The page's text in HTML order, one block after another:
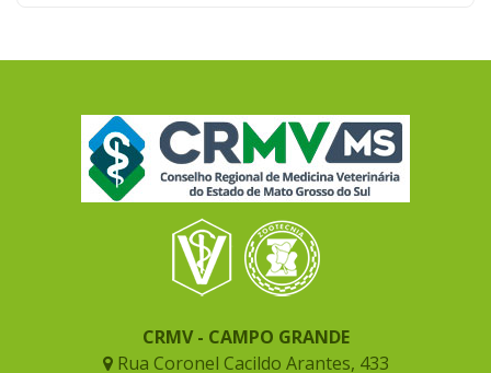
CRMV - CAMPO GRANDE
Rua Coronel Cacildo Arantes, 433